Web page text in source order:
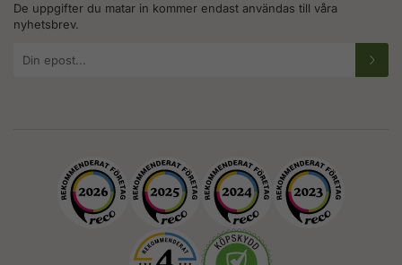
De uppgifter du matar in kommer endast användas till våra
nyhetsbrev.
postadress